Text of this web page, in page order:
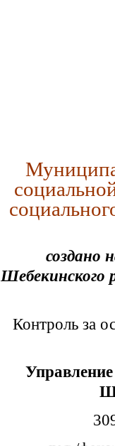
создано
Шебекинского
Контроль за